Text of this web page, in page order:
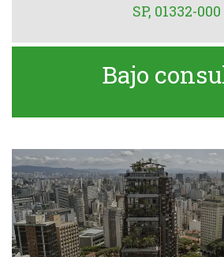
SP, 01332-000
Bajo